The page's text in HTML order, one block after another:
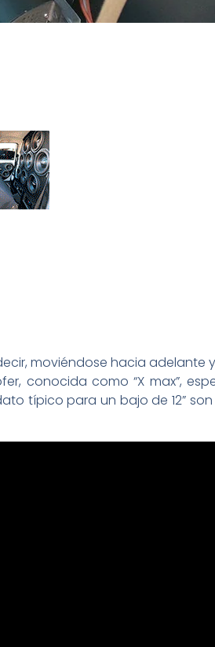
moviéndose hacia adelante
conocida como “X max”,
típico para un bajo de 12”